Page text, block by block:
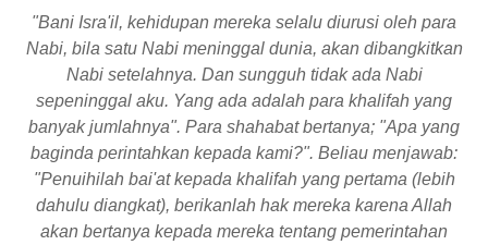
"Bani Isra'il, kehidupan mereka selalu diurusi oleh para
Nabi, bila satu Nabi meninggal dunia, akan dibangkitkan
Nabi setelahnya. Dan sungguh tidak ada Nabi
sepeninggal aku. Yang ada adalah para khalifah yang
banyak jumlahnya". Para shahabat bertanya; "Apa yang
baginda perintahkan kepada kami?". Beliau menjawab:
"Penuihilah bai'at kepada khalifah yang pertama (lebih
dahulu diangkat), berikanlah hak mereka karena Allah
akan bertanya kepada mereka tentang pemerintahan